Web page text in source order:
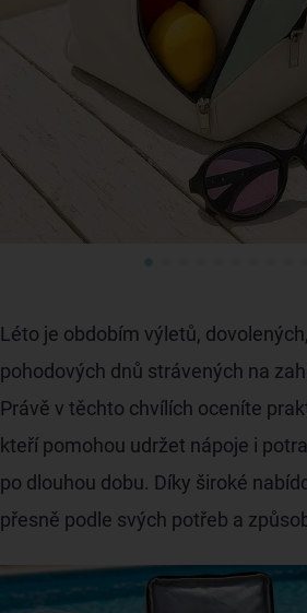
Léto je obdobím výletů,
pohodových dnů strávených na
Právě v těchto chvílích oceníte
kteří pomohou udržet nápoje i
po dlouhou dobu. Díky široké
přesně podle svých potřeb a